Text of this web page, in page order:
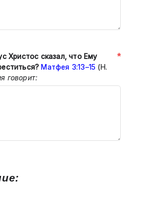
Христос сказал, что Ему
Матфея 3:13–15 (Н.
говорит:
*